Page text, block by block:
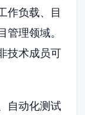
作负载、目
管理领域。
技术成员可
自动化测试